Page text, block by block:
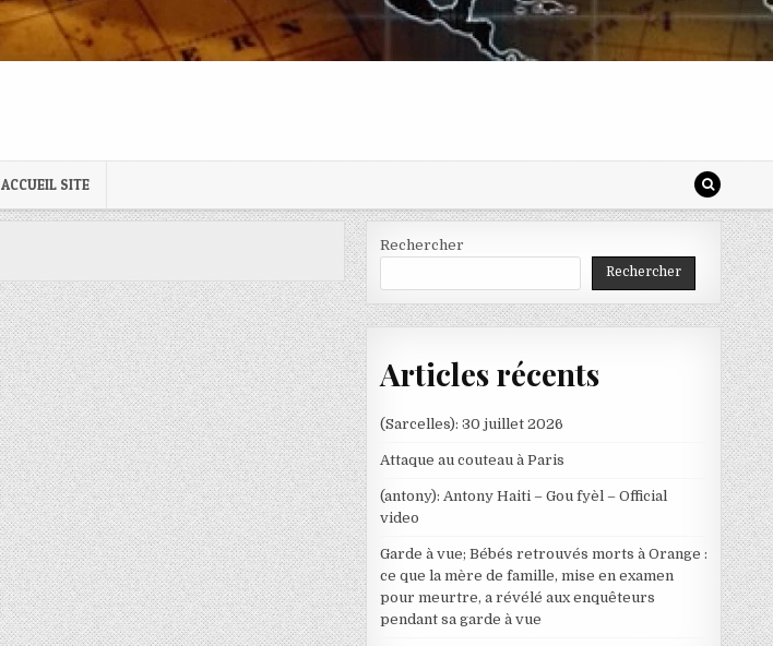
ACCUEIL SITE
Rechercher
Rechercher
Articles récents
(Sarcelles): 30 juillet 2026
Attaque au couteau à Paris
(antony): Antony Haiti – Gou fyèl – Official
video
Garde à vue; Bébés retrouvés morts à Orange :
ce que la mère de famille, mise en examen
pour meurtre, a révélé aux enquêteurs
pendant sa garde à vue